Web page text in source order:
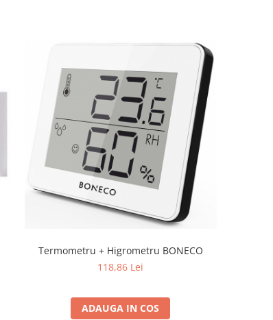
Termometru + Higrometru BONECO
118,86 Lei
ADAUGA IN COS